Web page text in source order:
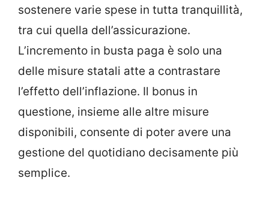
sostenere varie spese in tutta tranquillità,
tra cui quella dell’assicurazione.
L’incremento in busta paga è solo una
delle misure statali atte a contrastare
l’effetto dell’inflazione. Il bonus in
questione, insieme alle altre misure
disponibili, consente di poter avere una
gestione del quotidiano decisamente più
semplice.